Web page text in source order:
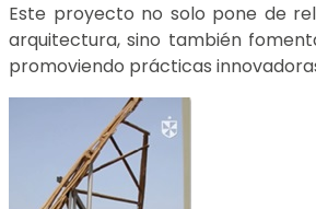
Este proyecto no solo pone de
arquitectura, sino también
promoviendo prácticas